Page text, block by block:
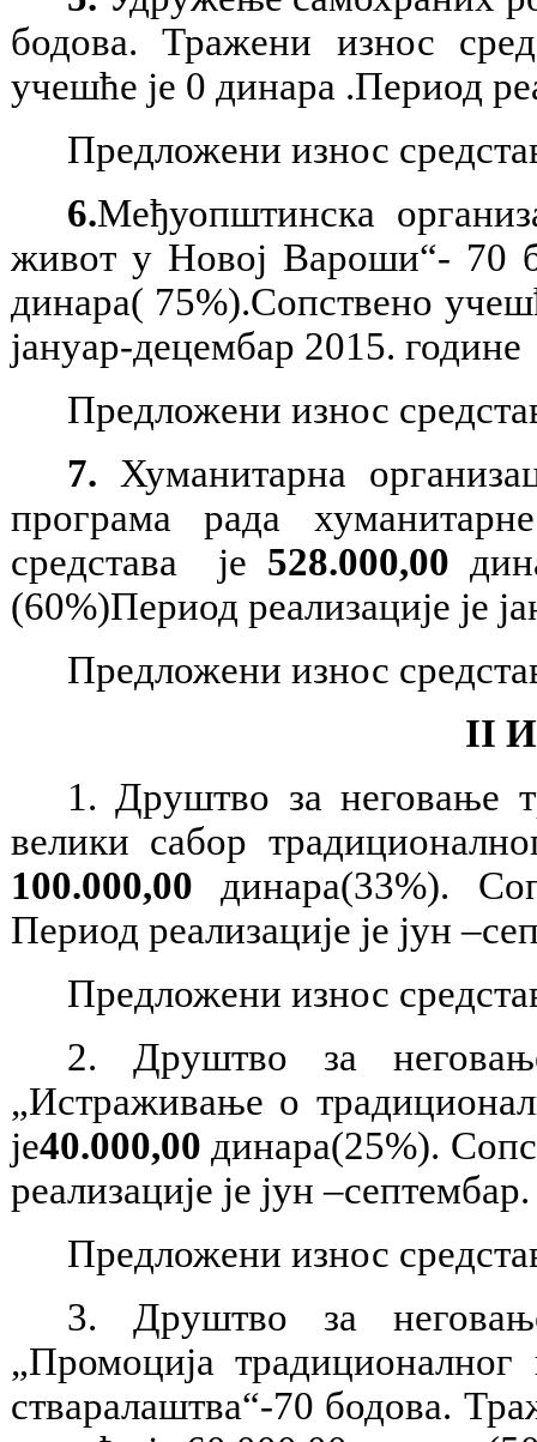
бодова. Тражени износ
учешће је 0 динара .Период
Предложени износ
6.Међуопштинска
живот у Новој Вароши“- 70
динара( 75%).Сопствено
јануар-децембар 2015. године
Предложени износ
7. Хуманитарна
програма рада
средстава је 528.000,00
(60%)Период реализације je
Предложени износ
II
1. Друштво за неговање
велики сабор
100.000,00 динара(33%).
Период реализације је јун
Предложени износ
2. Друштво за
„Истраживање о
је40.000,00 динара(25%).
реализације је јун –септембар.
Предложени износ
3. Друштво за
„Промоција
стваралаштва“-70 бодова.